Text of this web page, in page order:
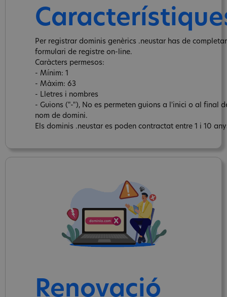
Per registrar dominis genèrics .neustar has de
formulari de registre on-line.
Caràcters permesos:
- Mínim: 1
- Màxim: 63
- Lletres i nombres
- Guions ("-"), No es permeten guions a l'inici o al final
nom de domini.
Els dominis .neustar es poden contractat entre 1 i 10
Renovació